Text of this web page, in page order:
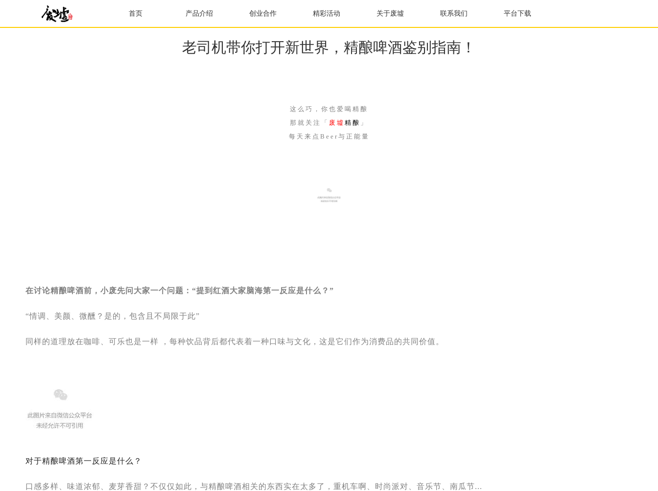
首页 产品介绍 创业合作 精彩活动 关于废墟 联系我们 平台下载
老司机带你打开新世界，精酿啤酒鉴别指南！
这么巧，你也爱喝精酿
那就关注「 废墟 精酿 」
每天来点Beer与正能量
在讨论精酿啤酒前，小废先问大家一个问题：“提到红酒大家脑海第一反应是什么？”
“情调、美颜、微醺？是的，包含且不局限于此”
同样的道理放在咖啡、可乐也是一样 ，每种饮品背后都代表着一种口味与文化，这是它们作为消费品的共同价值。
对于精酿啤酒第一反应是什么？
口感多样、味道浓郁、麦芽香甜？不仅仅如此，与精酿啤酒相关的东西实在太多了，重机车啊、时尚派对、音乐节、南瓜节...